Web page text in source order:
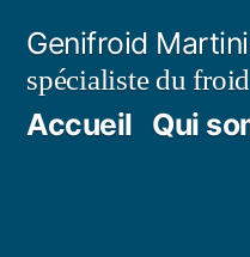
contenu
Genifroid
spécialiste du
Accueil Qui